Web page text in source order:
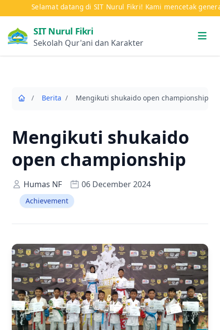
Selamat datang di SIT Nurul Fikri! Kami mencetak
SIT Nurul Fikri
Sekolah Qur'ani dan Karakter
/ Berita / Mengikuti shukaido open championship
Mengikuti shukaido
open championship
Humas NF 06 December 2024
Achievement